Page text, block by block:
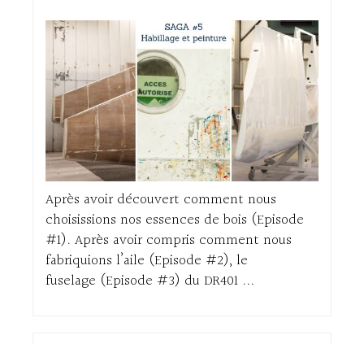
Après avoir découvert comment nous
choisissions nos essences de bois (Episode
#1). Après avoir compris comment nous
fabriquions l’aile (Episode #2), le
fuselage (Episode #3) du DR401 ...